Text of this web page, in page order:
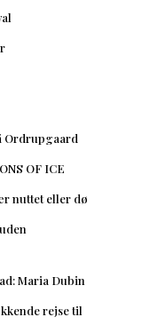
Ordrupgaard
OF ICE
nuttet eller dø
Maria Dubin
rejse til